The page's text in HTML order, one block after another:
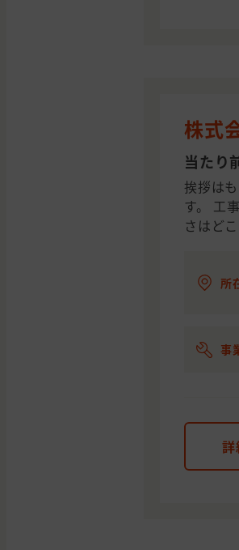
株式
当たり
挨拶は
す。 工
さはど
所
事
詳